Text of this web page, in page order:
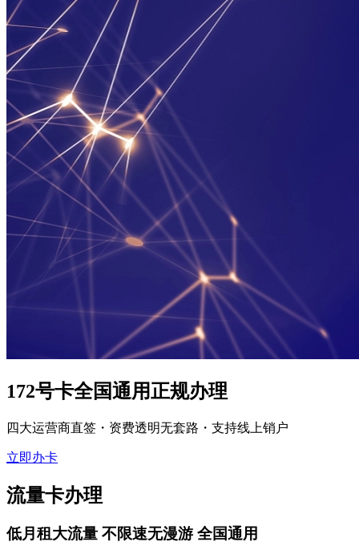
172号卡全国通用正规办理
四大运营商直签・资费透明无套路・支持线上销户
立即办卡
流量卡办理
低月租大流量 不限速无漫游 全国通用